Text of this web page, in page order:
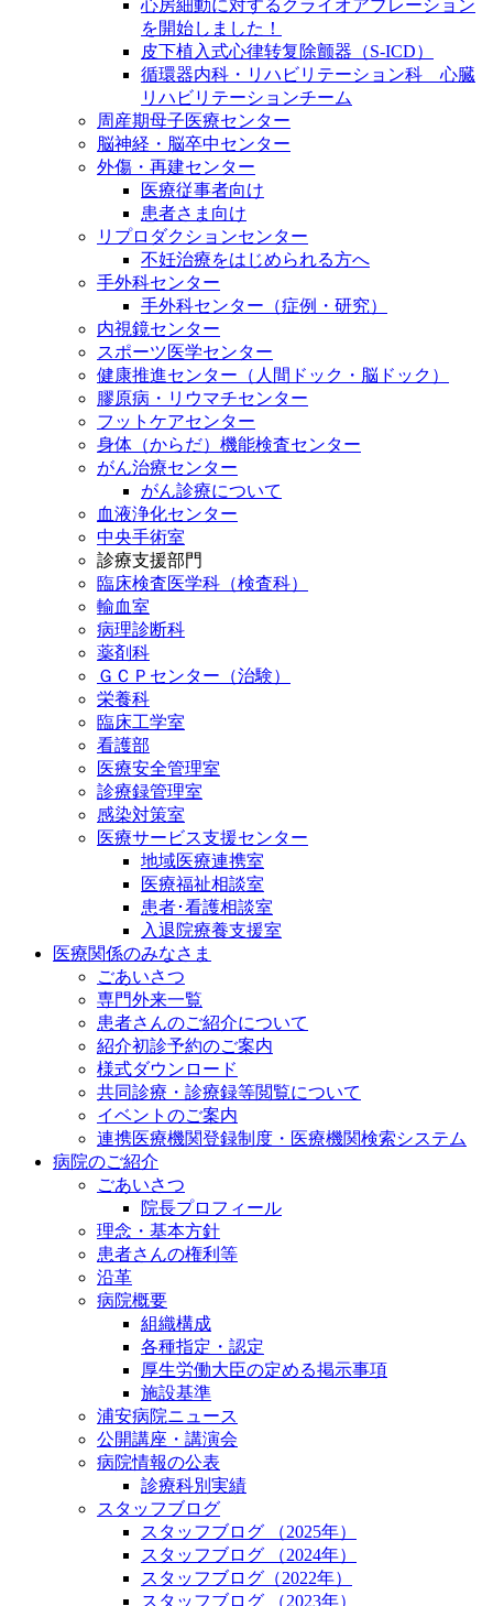
心房細動に対するクライオアブレーション
を開始しました！
皮下植入式心律转复除颤器（S-ICD）
循環器内科・リハビリテーション科 心臓
リハビリテーションチーム
周産期母子医療センター
脳神経・脳卒中センター
外傷・再建センター
医療従事者向け
患者さま向け
リプロダクションセンター
不妊治療をはじめられる方へ
手外科センター
手外科センター（症例・研究）
内視鏡センター
スポーツ医学センター
健康推進センター（人間ドック・脳ドック）
膠原病・リウマチセンター
フットケアセンター
身体（からだ）機能検査センター
がん治療センター
がん診療について
血液浄化センター
中央手術室
診療支援部門
臨床検査医学科（検査科）
輸血室
病理診断科
薬剤科
ＧＣＰセンター（治験）
栄養科
臨床工学室
看護部
医療安全管理室
診療録管理室
感染対策室
医療サービス支援センター
地域医療連携室
医療福祉相談室
患者･看護相談室
入退院療養支援室
医療関係のみなさま
ごあいさつ
専門外来一覧
患者さんのご紹介について
紹介初診予約のご案内
様式ダウンロード
共同診療・診療録等閲覧について
イベントのご案内
連携医療機関登録制度・医療機関検索システム
病院のご紹介
ごあいさつ
院長プロフィール
理念・基本方針
患者さんの権利等
沿革
病院概要
組織構成
各種指定・認定
厚生労働大臣の定める掲示事項
施設基準
浦安病院ニュース
公開講座・講演会
病院情報の公表
診療科別実績
スタッフブログ
スタッフブログ （2025年）
スタッフブログ （2024年）
スタッフブログ（2022年）
スタッフブログ （2023年）